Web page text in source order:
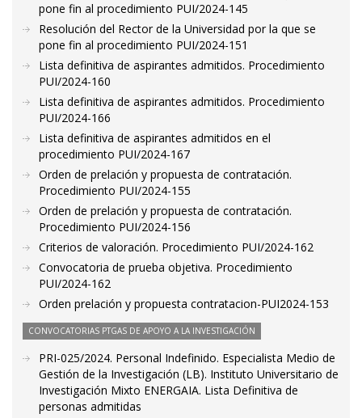
pone fin al procedimiento PUI/2024-145
Resolución del Rector de la Universidad por la que se
pone fin al procedimiento PUI/2024-151
Lista definitiva de aspirantes admitidos. Procedimiento
PUI/2024-160
Lista definitiva de aspirantes admitidos. Procedimiento
PUI/2024-166
Lista definitiva de aspirantes admitidos en el
procedimiento PUI/2024-167
Orden de prelación y propuesta de contratación.
Procedimiento PUI/2024-155
Orden de prelación y propuesta de contratación.
Procedimiento PUI/2024-156
Criterios de valoración. Procedimiento PUI/2024-162
Convocatoria de prueba objetiva. Procedimiento
PUI/2024-162
Orden prelación y propuesta contratacion-PUI2024-153
CONVOCATORIAS PTGAS DE APOYO A LA INVESTIGACIÓN
PRI-025/2024. Personal Indefinido. Especialista Medio de
Gestión de la Investigación (LB). Instituto Universitario de
Investigación Mixto ENERGAIA. Lista Definitiva de
personas admitidas